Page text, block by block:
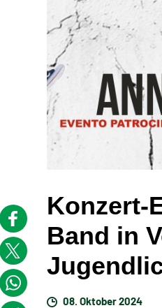
Konzert-
Band in
08. Oktober 2024